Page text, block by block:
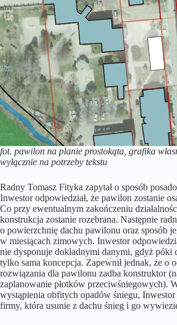
fot. pawilon na planie prostokąta, grafika
wyłącznie na potrzeby tekstu
Radny Tomasz Fityka zapytał o sposób
Inwestor odpowiedział, że pawilon zostanie
Co przy ewentualnym zakończeniu
konstrukcja zostanie rozebrana. Następnie
o powierzchnię dachu pawilonu oraz sposób
w miesiącach zimowych. Inwestor
nie dysponuje dokładnymi danymi, gdyż póki
tylko sama koncepcja. Zapewnił jednak, że o
rozwiązania dla pawilonu zadba konstruktor
zaplanowanie płotków przeciwśniegowych).
wystąpienia obfitych opadów śniegu, Inwestor
firmy, która usunie z dachu śnieg i go